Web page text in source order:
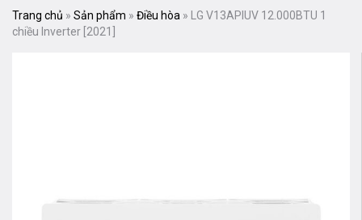
Trang chủ » Sản phẩm » Điều hòa »
LG V13APIUV 12.000BTU 1
chiều Inverter [2021]